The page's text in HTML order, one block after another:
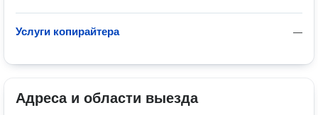
—
Услуги копирайтера
Адреса и области выезда